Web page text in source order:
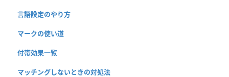
言語設定のやり方
マークの使い道
付帯効果一覧
マッチングしないときの対処法